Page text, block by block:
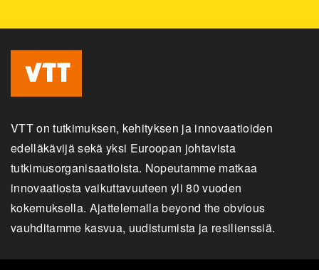
VTT on tutkimuksen, kehityksen ja innovaatioiden
edelläkävijä sekä yksi Euroopan johtavista
tutkimusorganisaatioista. Nopeutamme matkaa
innovaatiosta vaikuttavuuteen yli 80 vuoden
kokemuksella. Ajattelemalla beyond the obvious
vauhditamme kasvua, uudistumista ja resilienssiä.